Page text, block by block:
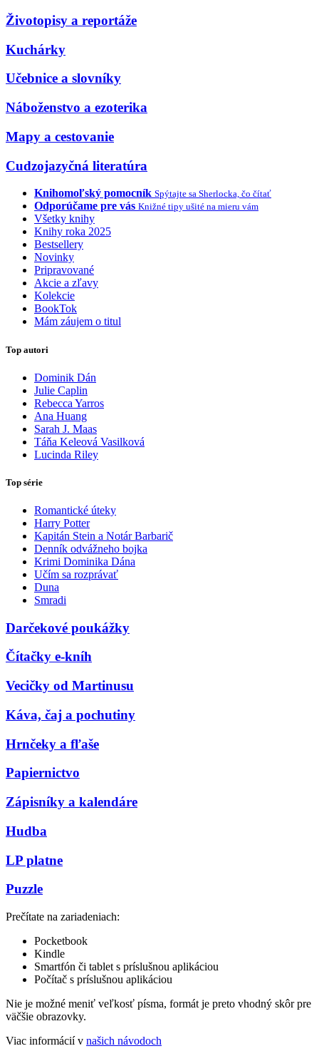
Životopisy a reportáže
Kuchárky
Učebnice a slovníky
Náboženstvo a ezoterika
Mapy a cestovanie
Cudzojazyčná literatúra
Knihomoľský pomocník Spýtajte sa Sherlocka, čo čítať
Odporúčame pre vás Knižné tipy ušité na mieru vám
Všetky knihy
Knihy roka 2025
Bestsellery
Novinky
Pripravované
Akcie a zľavy
Kolekcie
BookTok
Mám záujem o titul
Top autori
Dominik Dán
Julie Caplin
Rebecca Yarros
Ana Huang
Sarah J. Maas
Táňa Keleová Vasilková
Lucinda Riley
Top série
Romantické úteky
Harry Potter
Kapitán Stein a Notár Barbarič
Denník odvážneho bojka
Krimi Dominika Dána
Učím sa rozprávať
Duna
Smradi
Darčekové poukážky
Čítačky e-kníh
Vecičky od Martinusu
Káva, čaj a pochutiny
Hrnčeky a fľaše
Papiernictvo
Zápisníky a kalendáre
Hudba
LP platne
Puzzle
Prečítate na zariadeniach:
Pocketbook
Kindle
Smartfón či tablet s príslušnou aplikáciou
Počítač s príslušnou aplikáciou
Nie je možné meniť veľkosť písma, formát je preto vhodný skôr pre
väčšie obrazovky.
Viac informácií v našich návodoch